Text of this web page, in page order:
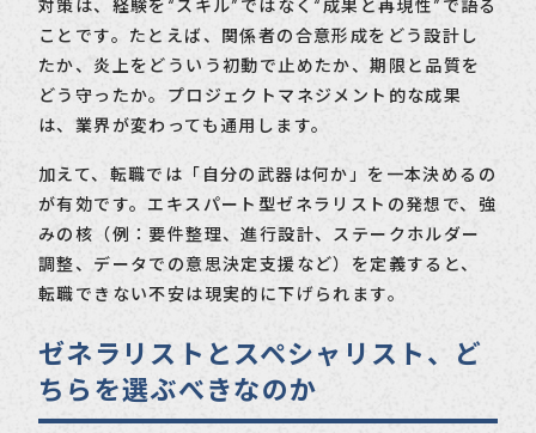
対策は、経験を“スキル”ではなく“成果と再現性”で語る
ことです。たとえば、関係者の合意形成をどう設計し
たか、炎上をどういう初動で止めたか、期限と品質を
どう守ったか。プロジェクトマネジメント的な成果
は、業界が変わっても通用します。
加えて、転職では「自分の武器は何か」を一本決めるの
が有効です。エキスパート型ゼネラリストの発想で、強
みの核（例：要件整理、進行設計、ステークホルダー
調整、データでの意思決定支援など）を定義すると、
転職できない不安は現実的に下げられます。
ゼネラリストとスペシャリスト、ど
ちらを選ぶべきなのか